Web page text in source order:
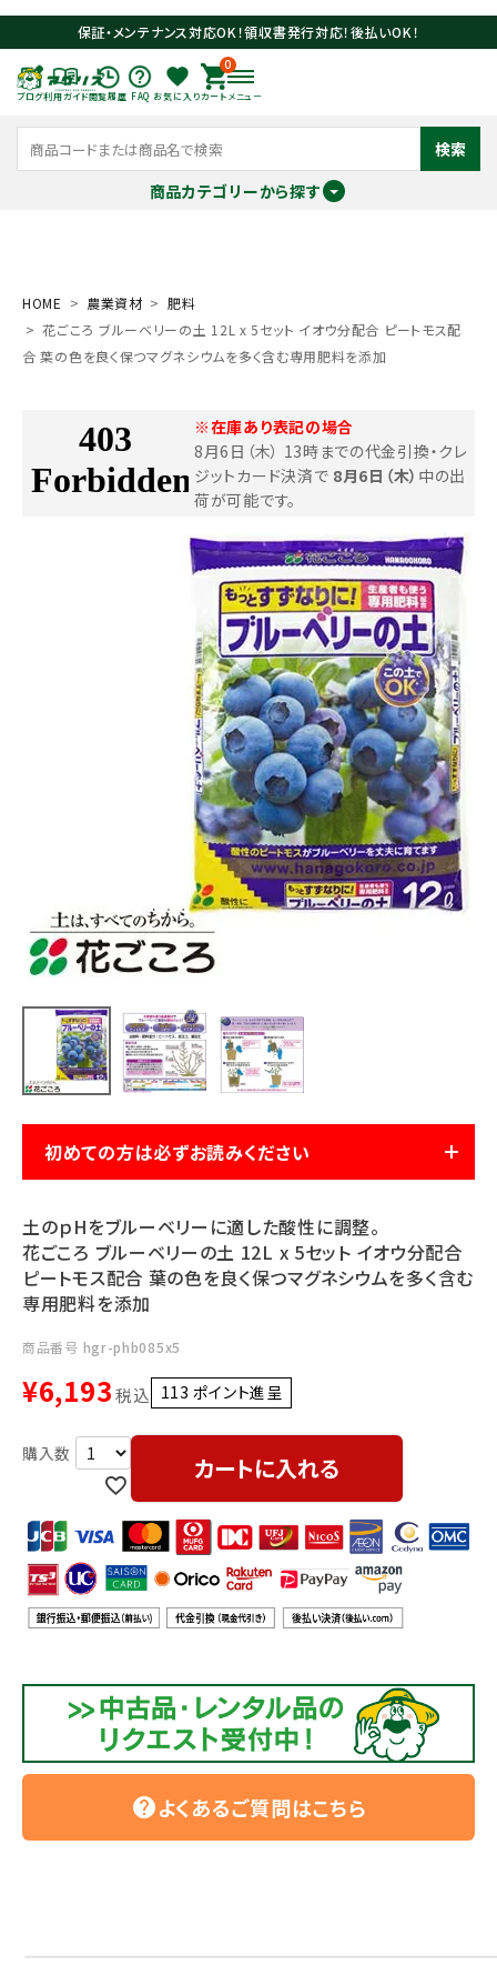
保証・メンテナンス対応OK！領収書発行対応！後払いOK！
ブログ利用ガイド閲覧履歴 FAQ お気に入り
0
カート メニュー
検索
商品カテゴリーから探す
search
ブログ
メールでのお問い合わせ
info@agriz.net
FAXでのご注文
0739-72-4532
HOME 農業資材
肥料
花ごころ ブルーベリーの土 12L x 5セット イオウ分配合 ピートモス配
合 葉の色を良く保つマグネシウムを多く含む専用肥料を添加
※在庫あり表記の場合
8月6日（木） 13時までの代金引換・クレ
ジットカード決済で 8月6日（木） 中の出
荷が可能です。
初めての方は必ずお読みください
土のｐHをブルーベリーに適した酸性に調整。
花ごころ ブルーベリーの土 12L x 5セット イオウ分配合
ピートモス配合 葉の色を良く保つマグネシウムを多く含む
専用肥料を添加
商品番号 hgr-phb085x5
¥6,193 税込 113 ポイント進呈 ]
カートに入れる
helpよくあるご質問はこちら